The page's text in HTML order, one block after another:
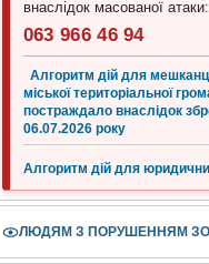
внаслідок масованої атаки:
063 966 46 94
Алгоритм дій для
міської територіальної
постраждало внаслідок
06.07.2026 року
Алгоритм дій для
ЛЮДЯМ З ПОРУШЕННЯМ